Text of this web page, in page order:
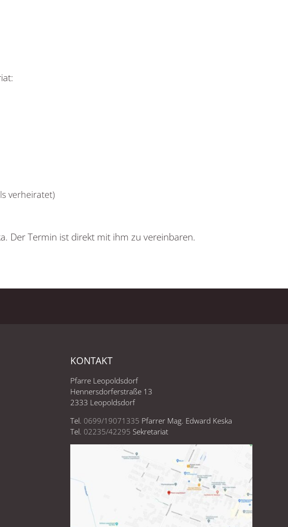
verheiratet)
Der Termin ist direkt mit ihm zu vereinbaren.
KONTAKT
Pfarre Leopoldsdorf
Hennersdorferstraße 13
2333 Leopoldsdorf
Tel. 0699/19071335 Pfarrer Mag. Edward Keska
Tel. 02235/42295 Sekretariat